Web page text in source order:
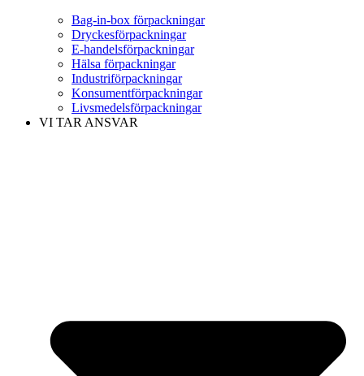
Bag-in-box förpackningar
Dryckesförpackningar
E-handelsförpackningar
Hälsa förpackningar
Industriförpackningar
Konsumentförpackningar
Livsmedelsförpackningar
VI TAR ANSVAR